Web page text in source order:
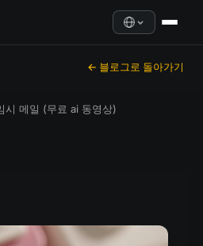
← 블로그로 돌아가기
시 메일 (무료 ai 동영상)